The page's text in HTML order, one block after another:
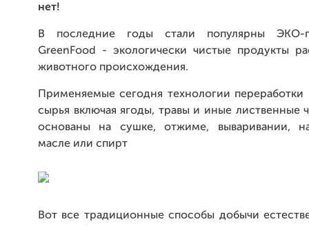
нет!
В последние годы стали популярны ЭКО-
GreenFood - экологически чистые продукты
животного происхождения.
Применяемые сегодня технологии переработки
сырья включая ягоды, травы и иные лиственные
основаны на сушке, отжиме, вываривании,
масле или спирт
Вот все традиционные способы добычи